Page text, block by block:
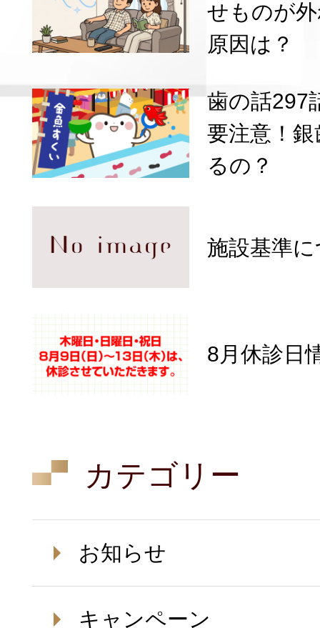
せものが
原因は？
歯の話
要注意！
るの？
施設基準
8月休診日
カテゴリー
お知らせ
キャンペーン